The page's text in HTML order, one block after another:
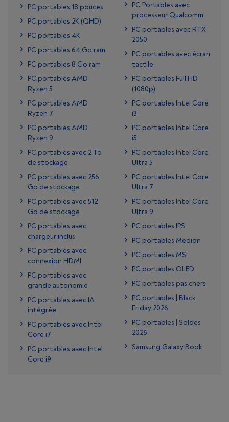
PC portables 18 pouces
PC portables 2K (QHD)
PC portables 4K
PC portables 64 Go ram
PC portables 8 Go ram
PC portables AMD
Ryzen 5
PC portables AMD
Ryzen 7
PC portables AMD
Ryzen 9
PC portables avec 2 To
de stockage
PC portables avec 256
Go de stockage
PC portables avec 512
Go de stockage
PC portables avec
chargeur inclus
PC portables avec
connexion HDMI
PC portables avec
grande autonomie
PC portables avec IA
intégrée
PC portables avec Intel
Core i7
PC portables avec Intel
Core i9
PC Portables avec
processeur Qualcomm
PC portables avec RTX
2050
PC portables avec écran
tactile
PC portables Full HD
(1080p)
PC portables Intel Core
i3
PC portables Intel Core
i5
PC portables Intel Core
Ultra 5
PC portables Intel Core
Ultra 7
PC portables Intel Core
Ultra 9
PC portables IPS
PC portables Medion
PC portables MSI
PC portables OLED
PC portables pas chers
PC portables | Black
Friday 2026
PC portables | Soldes
2026
Samsung Galaxy Book